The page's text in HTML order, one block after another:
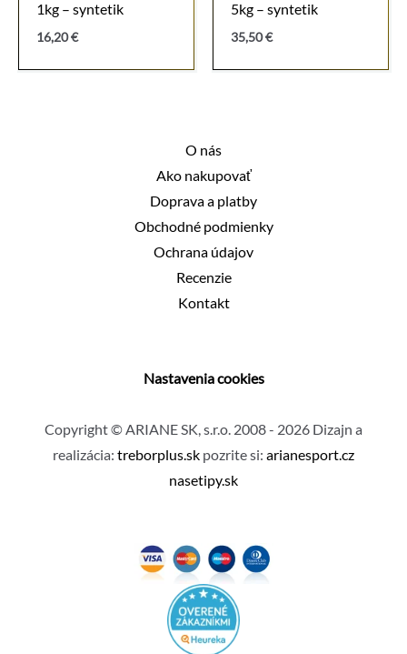
1kg – syntetik
16,20€
5kg – syntetik
35,50€
O nás
Ako nakupovať
Doprava a platby
Obchodné podmienky
Ochrana údajov
Recenzie
Kontakt
Nastavenia cookies
Copyright © ARIANE SK, s.r.o. 2008 - 2026 Dizajn a
realizácia: treborplus.sk pozrite si: arianesport.cz
nasetipy.sk